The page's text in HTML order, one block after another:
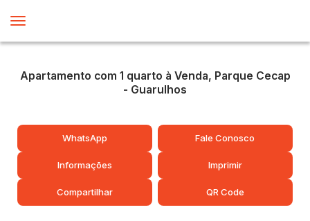
Apartamento com 1 quarto à Venda, Parque Cecap
- Guarulhos
WhatsApp Fale Conosco
Informações Imprimir
Compartilhar QR Code